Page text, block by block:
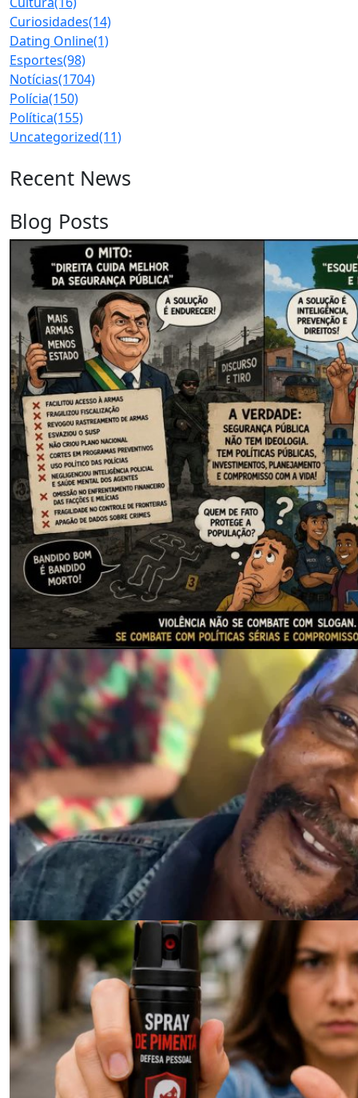
Curiosidades(14)
Dating Online(1)
Esportes(98)
Notícias(1704)
Polícia(150)
Política(155)
Uncategorized(11)
Recent News
Blog Posts